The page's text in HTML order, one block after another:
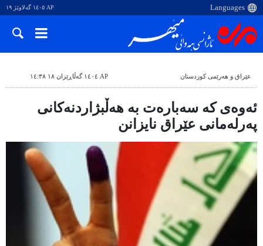
AP ١٤٠٥ گەلاوێژ ١٩
عێراق و هەرێمی کوردستان AP ١٤٠٤ گەڵاڕێزان ١٨ ١٤:٣٨
ئەوەی کە سەبارەت بە هەڵبژاردنەکانی
پەرلەمانی عێراق نایزانن